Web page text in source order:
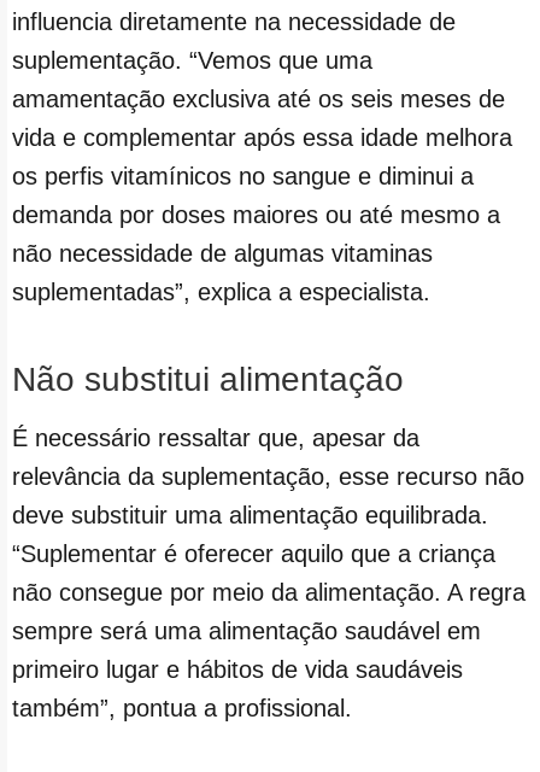
influencia diretamente na necessidade de
suplementação. “Vemos que uma
amamentação exclusiva até os seis meses de
vida e complementar após essa idade melhora
os perfis vitamínicos no sangue e diminui a
demanda por doses maiores ou até mesmo a
não necessidade de algumas vitaminas
suplementadas”, explica a especialista.
Não substitui alimentação
É necessário ressaltar que, apesar da
relevância da suplementação, esse recurso não
deve substituir uma alimentação equilibrada.
“Suplementar é oferecer aquilo que a criança
não consegue por meio da alimentação. A regra
sempre será uma alimentação saudável em
primeiro lugar e hábitos de vida saudáveis
também”, pontua a profissional.